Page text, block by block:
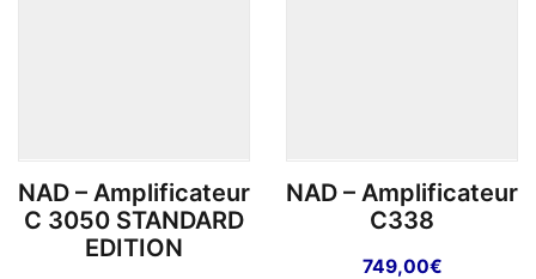
NAD – Amplificateur
C 3050 STANDARD
EDITION
NAD – Amplificateur
C338
749,00€